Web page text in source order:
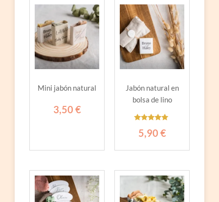
Mini jabón natural
3,50 €
Jabón natural en
bolsa de lino
con
5.00
5,90 €